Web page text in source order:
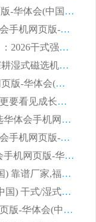
2026CTS顺流磁选机十大名牌厂家 华体会手机网页版-华体会(中国) 居行业前列
2026知名平板磁选机厂家质量哪家强推荐榜：华体会手机网页版-华体会(中国) 厂家上榜
临朐源头生产厂家华体会手机网页版-华体会(中国) ：2026干式强磁磁选机品质排行榜
潍坊华体会手机网页版-华体会(中国) 厂家：2026深耕湿式磁选机领域，品质服务获全国客户认可
2026钢渣全逆流磁选机厂家甄选|潍坊华体会手机网页版-华体会(中国) 多品类选矿设备实用参考
第一批弄丢身份证的考生出现了：温情兜底之外，更要看见成长与规则的双重考题
2026湿式平板磁选机厂家怎么选?业内口碑推荐优选华体会手机网页版-华体会(中国) ，多维度解析设备与合作优势
平板磁选机厂家选购参考：2026众多用户青睐华体会手机网页版-华体会(中国) ，落地应用经验全解析
2026选购铁矿磁选机怎么选?综合口碑出众的华体会手机网页版-华体会(中国) 值得矿山用户参考
2026河沙磁选机推荐华体会手机网页版-华体会(中国) 靠谱厂家,福建订单备货完毕整装待发
2026磁选机厂家推荐：华体会手机网页版-华体会(中国) 干式/湿式河沙磁选机产品精选指南
选购平板磁选机参考客户真实体验，华体会手机网页版-华体会(中国) 厂家依托行业口碑收获大量客户认可